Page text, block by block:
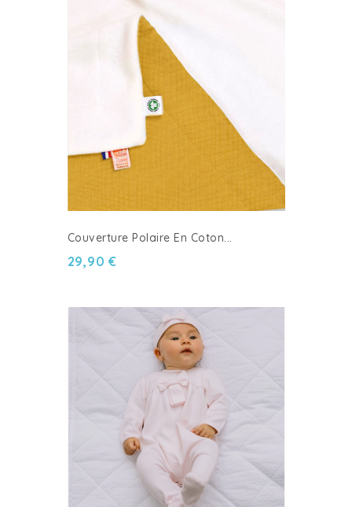
Couverture Polaire En Coton...
29,90 €